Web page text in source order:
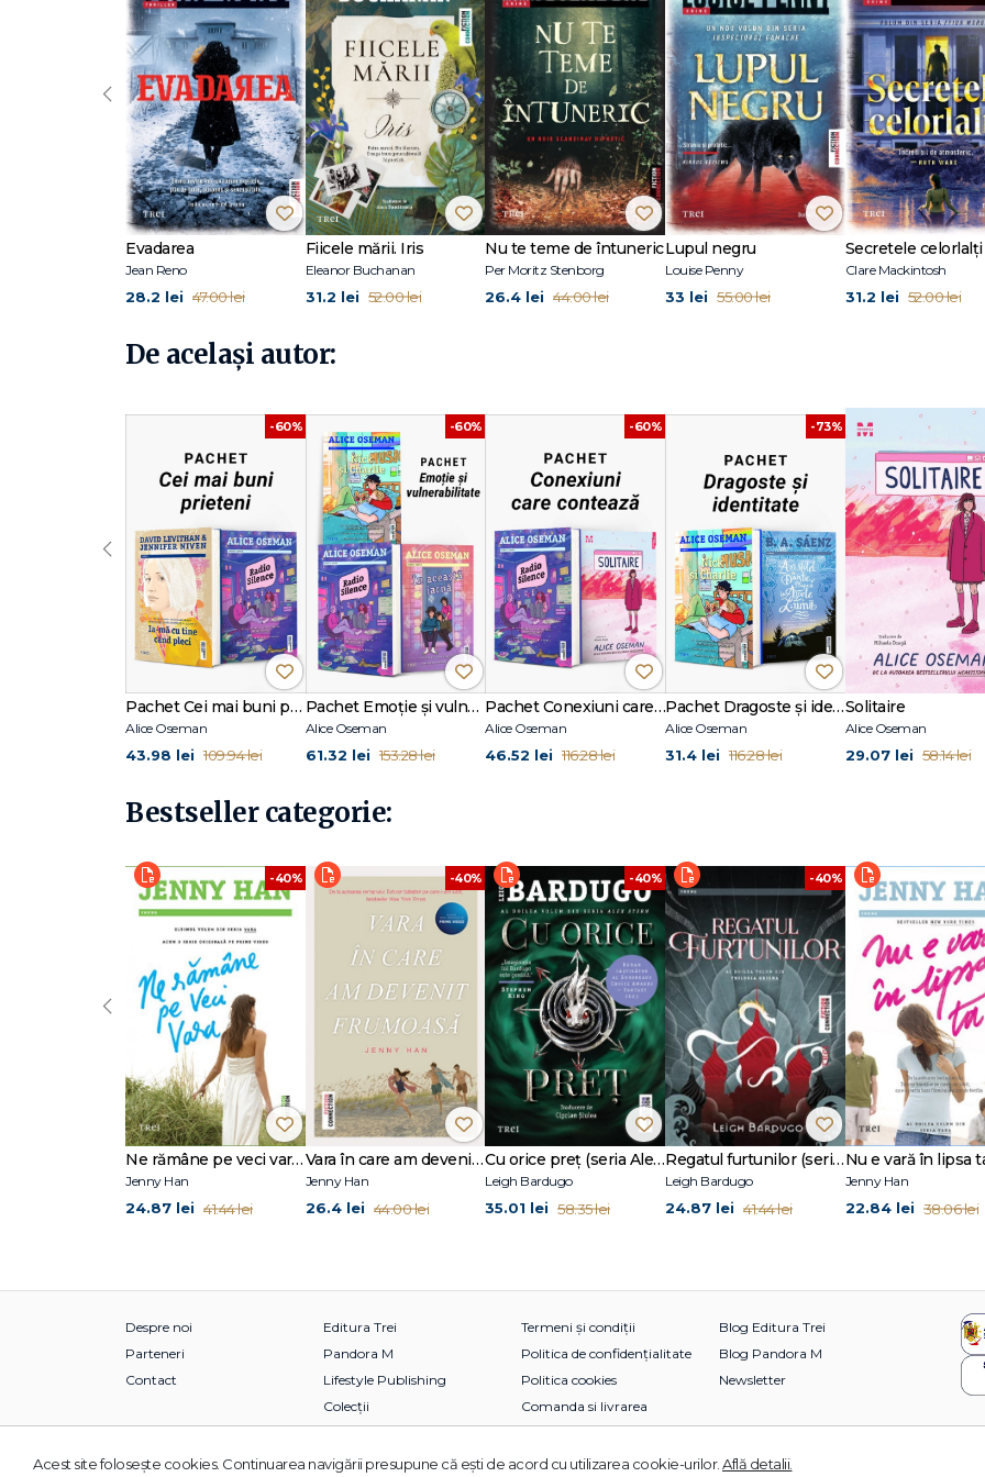
„În ciuda privirilor rușinate și stânjenite, nu ai cum să nu fii fermecat… Romantismul și ficțiunea realistă vor atrage cititorii în această
dulce." – Booklist
„Am fost uluit. Este foarte tandră, reală și completă. Am citit fiecare volum pe nerăsuflate." – The Nerd Daily
Alice Oseman s-a născut în 1994 în Kent, Anglia. A absolvit Durham University și e creatoarea celebrei serii de romane grafice
(ecranizată de Netflix), precum și autoarea unor foarte îndrăgite romane pentru adolescenți, precum Solitaire, Radio Silence și I
for This.
Cărțile sale au fost nominalizate la Inky Awards, Carnegie Medal și Goodreads Choice Awards.
La editura Trei a apărut romanul Loveless (recompensat cu YA Book Prize).
Aflați mai multe despre Alice pe aliceoseman.com.
Evadarea
Jean Reno
28.2 lei 47.00 lei
Fiicele mării. Iris
Eleanor Buchanan
31.2 lei 52.00 lei
Nu te teme de întuneric
Per Moritz Stenborg
26.4 lei 44.00 lei
Lupul negru
Louise Penny
33 lei 55.00 lei
Secretele celorlalți
Clare Mackintosh
31.2 lei 52.00 lei
‹
De același autor:
-60%
Pachet Cei mai buni prieteni
Alice Oseman
43.98 lei 109.94 lei
-60%
Pachet Emoție și vulnerabilitate
Alice Oseman
61.32 lei 153.28 lei
-60%
Pachet Conexiuni care contează
Alice Oseman
46.52 lei 116.28 lei
-73%
Pachet Dragoste și identitate
Alice Oseman
31.4 lei 116.28 lei
Solitaire
Alice Oseman
29.07 lei 58.14 lei
‹
Bestseller categorie:
-40%
Ne rămâne pe veci vara (seria Vara, vol. 3)
Jenny Han
24.87 lei 41.44 lei
-40%
Vara în care am devenit frumoasă (seria Vara, vol. 1)
Jenny Han
26.4 lei 44.00 lei
-40%
Cu orice preț (seria Alex Stern, vol. 2)
Leigh Bardugo
35.01 lei 58.35 lei
-40%
Regatul furtunilor (seria Grisha, vol. 2)
Leigh Bardugo
24.87 lei 41.44 lei
Jenny Han
22.84 lei 38.06 lei
‹
Despre noi
Parteneri
Contact
Editura Trei
Pandora M
Lifestyle Publishing
Colecții
Termeni și condiții
Politica de confidențialitate
Politica cookies
Comanda si livrarea
Blog Editura Trei
Blog Pandora M
Newsletter
© 2026 Grupul Editorial TREI. Toate drepturile rezervate.
Acest site foloseşte cookies. Continuarea navigării presupune că eşti de acord cu utilizarea cookie-urilor. Află detalii.